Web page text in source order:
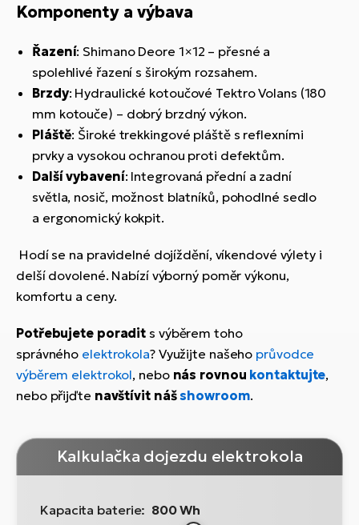
Komponenty a výbava
Řazení: Shimano Deore 1×12 – přesné a
spolehlivé řazení s širokým rozsahem.
Brzdy: Hydraulické kotoučové Tektro Volans (180
mm kotouče) – dobrý brzdný výkon.
Pláště: Široké trekkingové pláště s reflexními
prvky a vysokou ochranou proti defektům.
Další vybavení: Integrovaná přední a zadní
světla, nosič, možnost blatníků, pohodlné sedlo
a ergonomický kokpit.
Hodí se na pravidelné dojíždění, víkendové výlety i
delší dovolené. Nabízí výborný poměr výkonu,
komfortu a ceny.
Potřebujete poradit s výběrem toho
správného elektrokola? Využijte našeho průvodce
výběrem elektrokol, nebo nás rovnou kontaktujte,
nebo přijďte navštívit nášshowroom.
Kalkulačka dojezdu elektrokola
Kapacita baterie: 800 Wh